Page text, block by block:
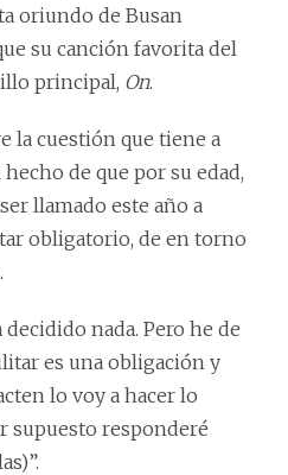
oriundo de Busan
su canción favorita del
principal, On.
la cuestión que tiene a
de que por su edad,
llamado este año a
obligatorio, de en torno
nada. Pero he de
es una obligación y
lo voy a hacer lo
supuesto responderé